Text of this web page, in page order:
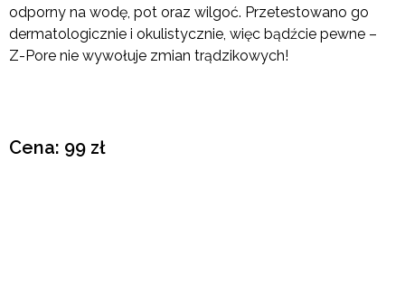
odporny na wodę, pot oraz wilgoć. Przetestowano go
dermatologicznie i okulistycznie, więc bądźcie pewne –
Z-Pore nie wywołuje zmian trądzikowych!
Cena: 99 zł